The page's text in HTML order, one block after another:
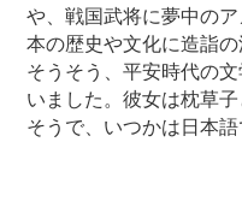
や、戦国武将に夢中の
本の歴史や文化に造詣の
そうそう、平安時代の
いました。彼女は枕草
そうで、いつかは日本語